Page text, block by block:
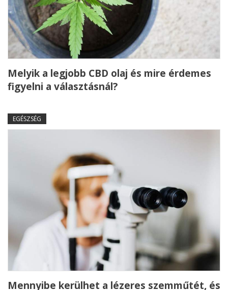
Melyik a legjobb CBD olaj és mire érdemes
figyelni a választásnál?
EGÉSZSÉG
Mennyibe kerülhet a lézeres szemműtét, és